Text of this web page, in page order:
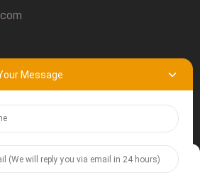
concernant nos produits, veuillez
envoyer un courriel ou nous appeler
Message
Cookie Consent